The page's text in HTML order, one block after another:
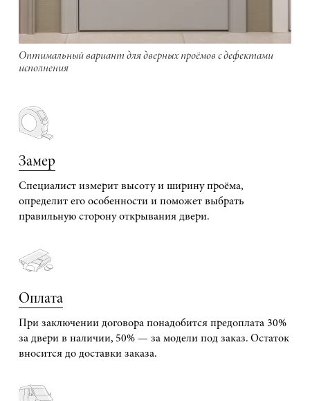
Оптимальный вариант для дверных проёмов с дефектами
исполнения
Замер
Специалист измерит высоту и ширину проёма,
определит его особенности и поможет выбрать
правильную сторону открывания двери.
Оплата
При заключении договора понадобится предоплата 30%
за двери в наличии, 50% — за модели под заказ. Остаток
вносится до доставки заказа.